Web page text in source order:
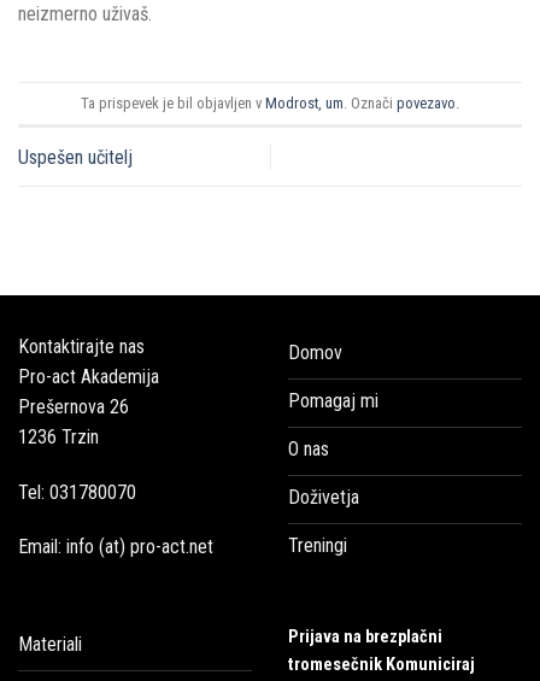
neizmerno uživaš.
Ta prispevek je bil objavljen v Modrost, um . Označi povezavo
Uspešen učitelj
Kontaktirajte nas
Pro-act Akademija
Prešernova 26
1236 Trzin
Tel: 031780070
Email: info (at) pro-act.net
Domov
Pomagaj mi
O nas
Doživetja
Treningi
Materiali
Prijava na brezplačni
tromesečnik Komuniciraj